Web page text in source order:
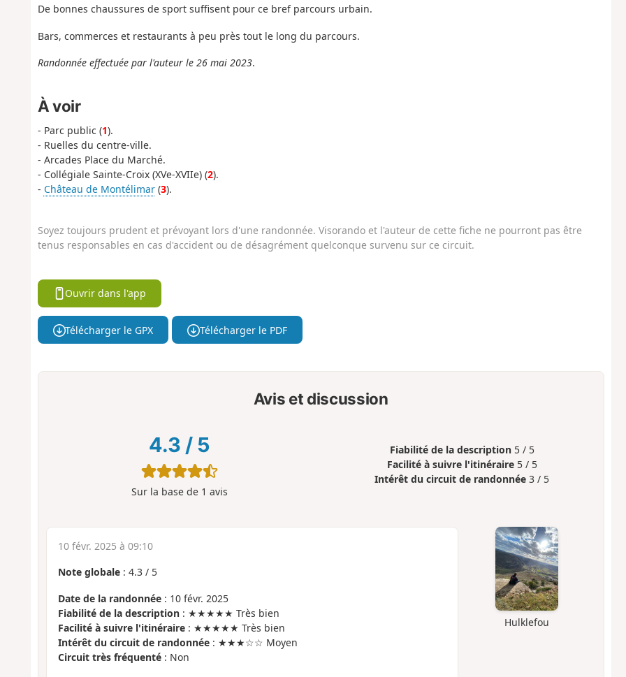
De bonnes chaussures de sport suffisent pour ce bref parcours urbain.
Bars, commerces et restaurants à peu près tout le long du parcours.
Randonnée effectuée par l'auteur le 26 mai 2023.
À voir
- Parc public (1).
- Ruelles du centre-ville.
- Arcades Place du Marché.
- Collégiale Sainte-Croix (XVe-XVIIe) (2).
- Château de Montélimar(3).
Soyez toujours prudent et prévoyant lors d'une randonnée. Visorando et l'auteur de cette fiche ne pourront pas être
tenus responsables en cas d'accident ou de désagrément quelconque survenu sur ce circuit.
Ouvrir dans l'app
Télécharger le GPX Télécharger le PDF
Avis et discussion
4.3 / 5
Sur la base de 1 avis
Fiabilité de la description 5 / 5
Facilité à suivre l'itinéraire 5 / 5
Intérêt du circuit de randonnée 3 / 5
Hulklefou
10 févr. 2025 à 09:10
Note globale: 4.3/ 5
Date de la randonnée: 10 févr. 2025
Fiabilité de la description: ★★★★★ Très bien
Facilité à suivre l'itinéraire: ★★★★★ Très bien
Intérêt du circuit de randonnée: ★★★☆☆ Moyen
Circuit très fréquenté: Non